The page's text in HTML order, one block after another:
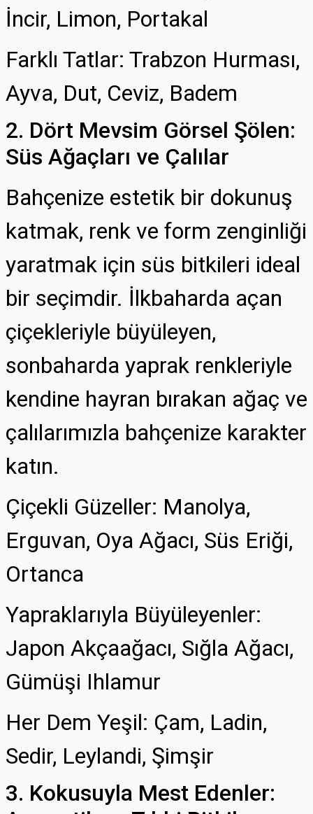
İncir, Limon, Portakal
Farklı Tatlar: Trabzon Hurması,
Ayva, Dut, Ceviz, Badem
2. Dört Mevsim Görsel Şölen:
Süs Ağaçları ve Çalılar
Bahçenize estetik bir dokunuş
katmak, renk ve form zenginliği
yaratmak için süs bitkileri ideal
bir seçimdir. İlkbaharda açan
çiçekleriyle büyüleyen,
sonbaharda yaprak renkleriyle
kendine hayran bırakan ağaç ve
çalılarımızla bahçenize karakter
katın.
Çiçekli Güzeller: Manolya,
Erguvan, Oya Ağacı, Süs Eriği,
Ortanca
Yapraklarıyla Büyüleyenler:
Japon Akçaağacı, Sığla Ağacı,
Gümüşi Ihlamur
Her Dem Yeşil: Çam, Ladin,
Sedir, Leylandi, Şimşir
3. Kokusuyla Mest Edenler: